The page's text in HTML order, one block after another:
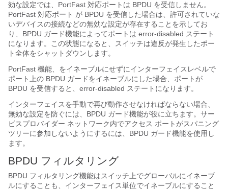
効な設定では、 PortFast 対応ポート は BPDU を受信しません。
PortFast 対応ポート が BPDU を受信した場合は、許可されていな
いデバイスの接続などの無効な設定が存在することを示してお
り、BPDU ガード機能によってポートは error-disabled ステート
になります。この状態になると、スイッチは違反が発生したポー
ト全体をシャットダウンします。
PortFast 機能、 をイネーブルにせずにインターフェイスレベルで
ポート上の BPDU ガードをイネーブルにした場合、ポートが
BPDU を受信すると、error-disabled ステートになります。
インターフェイスを手動で再び動作させなければならない場合、
無効な設定を防ぐには、BPDU ガード機能が役に立ちます。サー
ビスプロバイダー ネットワーク内でアクセス ポートがスパニング
ツリーに参加しないようにするには、BPDU ガード機能を使用し
ます。
BPDU フィルタリング
BPDU フィルタリング機能はスイッチ上でグローバルにイネーブ
ルにすることも、インターフェイス単位でイネーブルにすること